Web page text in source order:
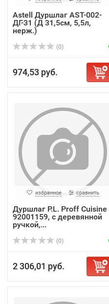
Astell Дуршлаг AST-002-
ДГ-31 (Д 31,5см, 5,5л,
нерж.)
(0)
974,53 руб.
избранное сравнить
Дуршлаг P.L. Proff Cuisine
92001159, с деревянной
ручкой,...
(0)
2 306,01 руб.